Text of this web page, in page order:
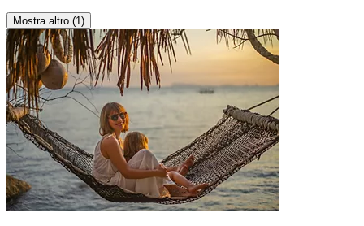
Mostra altro (1)